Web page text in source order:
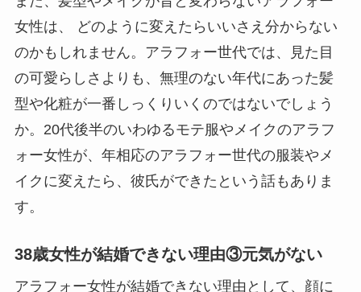
女性は、 どのように変えたらいいさえ分からない
のかもしれません。アラフォー世代では、見た目
の可愛らしさよりも、無理のない年代にあった髪
型や化粧が一番しっくりいくのではないでしょう
か。20代後半のいわゆるモテ服やメイクのアラフ
ォー女性が、年相応のアラフォー世代の服装やメ
イクに変えたら、彼氏ができたという話もありま
す。
38歳女性が結婚できない理由③元気がない
アラフォー女性が結婚できない理由として、顔に